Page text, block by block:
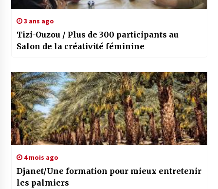
3 ans ago
Tizi-Ouzou / Plus de 300 participants au
Salon de la créativité féminine
4 mois ago
Djanet/Une formation pour mieux entretenir
les palmiers